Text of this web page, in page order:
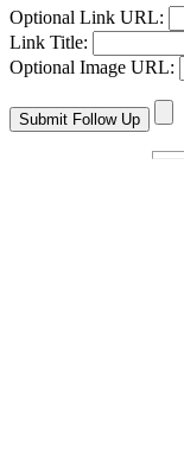
Optional Link URL:
Link Title:
Optional Image URL: